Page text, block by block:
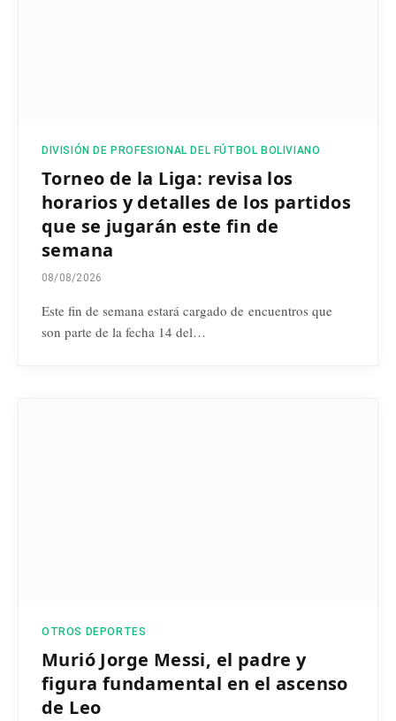
DIVISIÓN DE PROFESIONAL DEL FÚTBOL BOLIVIANO
Torneo de la Liga: revisa los
horarios y detalles de los partidos
que se jugarán este fin de
semana
08/08/2026
Este fin de semana estará cargado de encuentros que
son parte de la fecha 14 del…
OTROS DEPORTES
Murió Jorge Messi, el padre y
figura fundamental en el ascenso
de Leo